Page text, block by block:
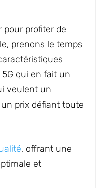
profiter de
prenons le temps
5G qui en fait un
veulent un
prix défiant toute
, offrant une
et